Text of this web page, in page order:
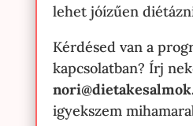
lehet jóízűen
Kérdésed van a
kapcsolatban? Írj
igyekszem